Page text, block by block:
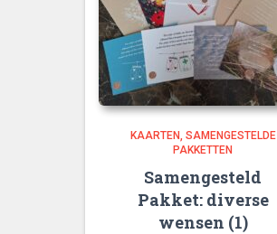
KAARTEN SAMENGESTELDE
PAKKETTEN
Samengesteld
Pakket: diverse
wensen (1)